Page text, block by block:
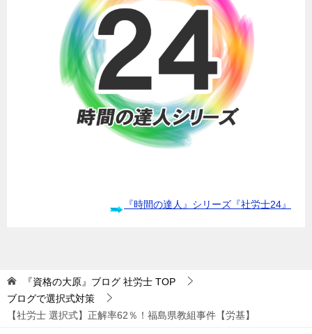
『時間の達人』シリーズ『社労士24』
『資格の大原』ブログ 社労士 TOP
ブログで選択式対策
【社労士 選択式】正解率62％！福島県教組事件【労基】